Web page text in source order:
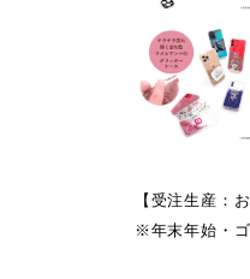
【受注生産：
※年末年始・